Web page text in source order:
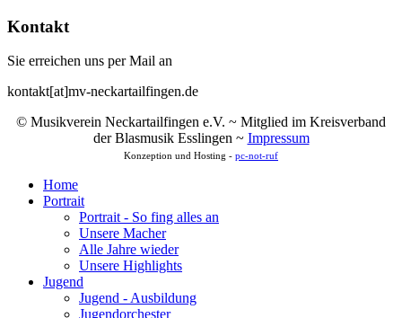
Kontakt
Sie erreichen uns per Mail an
kontakt[at]mv-neckartailfingen.de
© Musikverein Neckartailfingen e.V. ~ Mitglied im Kreisverband
der Blasmusik Esslingen ~ Impressum
Konzeption und Hosting - pc-not-ruf
Home
Portrait
Portrait - So fing alles an
Unsere Macher
Alle Jahre wieder
Unsere Highlights
Jugend
Jugend - Ausbildung
Jugendorchester